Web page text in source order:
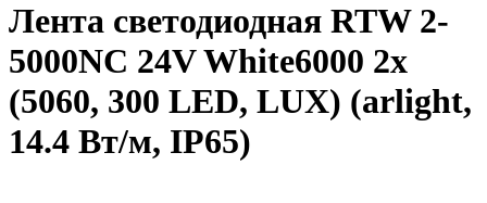
Лента светодиодная RTW 2-
5000NC 24V White6000 2x
(5060, 300 LED, LUX) (arlight,
14.4 Вт/м, IP65)